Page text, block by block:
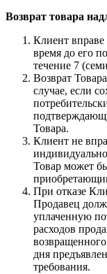
Возврат товара
Клиент вправе
время до его
течение 7
Возврат
случае, если
Товара.
Клиент не
Товар может
При отказе
Продавец
уплаченную
расходов
дня
требования.